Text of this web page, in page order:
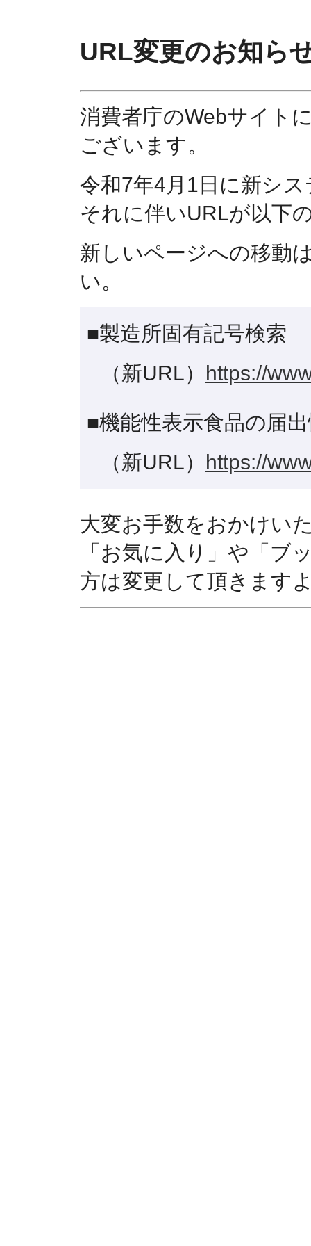
URL変更のお知ら
消費者庁のWebサイト
ございます。
令和7年4月1日に新シ
それに伴いURLが以下
新しいページへの移動
い。
■製造所固有記号検索
（新URL） https://
■機能性表示食品の届
（新URL） https://
大変お手数をおかけい
「お気に入り」や「ブ
方は変更して頂きます